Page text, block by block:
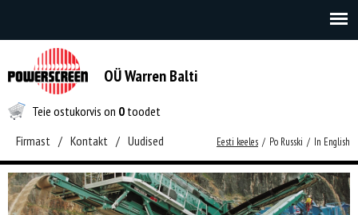
OÜ Warren Balti
Teie ostukorvis on 0 toodet
Firmast / Kontakt / Uudised Eesti keeles / Po Russki / In English